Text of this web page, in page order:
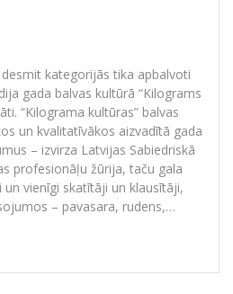
kategorijās tika apbalvoti
gada balvas kultūrā “Kilograms
“Kilograma kultūras” balvas
un kvalitatīvākos aizvadītā gada
– izvirza Latvijas Sabiedriskā
profesionāļu žūrija, taču gala
vienīgi skatītāji un klausītāji,
– pavasara, rudens,…